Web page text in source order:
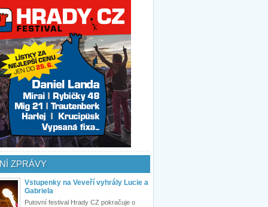
ZPRÁVY
Vstupenky na Veveří vyhrály Lucie a
Gabriela
Putovní festival Hrady CZ pokračuje o